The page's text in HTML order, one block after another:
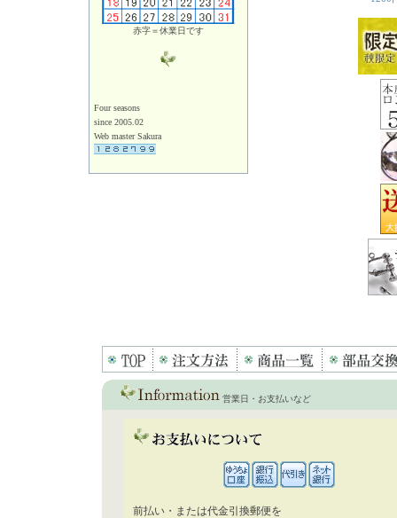
赤字＝休業日です
Four seasons
since 2005.02
Web master Sakura
営業日・お支払いなど
前払い・または代金引換郵便を